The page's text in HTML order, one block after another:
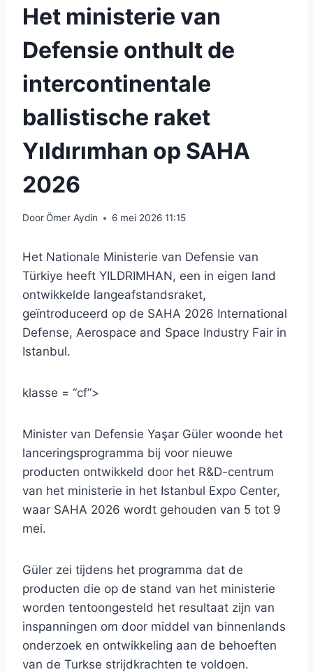
Het ministerie van
Defensie onthult de
intercontinentale
ballistische raket
Yıldırımhan op SAHA
2026
DoorÖmer Aydin 6 mei 2026 11:15
Het Nationale Ministerie van Defensie van
Türkiye heeft YILDRIMHAN, een in eigen land
ontwikkelde langeafstandsraket,
geïntroduceerd op de SAHA 2026 International
Defense, Aerospace and Space Industry Fair in
Istanbul.
klasse = “cf”>
Minister van Defensie Yaşar Güler woonde het
lanceringsprogramma bij voor nieuwe
producten ontwikkeld door het R&D-centrum
van het ministerie in het Istanbul Expo Center,
waar SAHA 2026 wordt gehouden van 5 tot 9
mei.
Güler zei tijdens het programma dat de
producten die op de stand van het ministerie
worden tentoongesteld het resultaat zijn van
inspanningen om door middel van binnenlands
onderzoek en ontwikkeling aan de behoeften
van de Turkse strijdkrachten te voldoen.